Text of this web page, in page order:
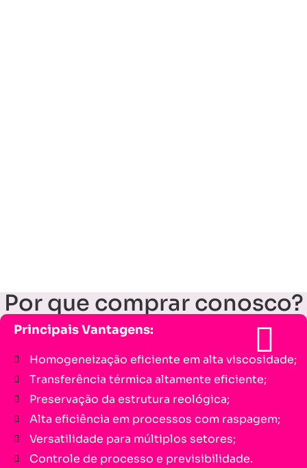
Por que comprar conosco?
Principais Vantagens:
Homogeneização eficiente em alta viscosidade;
Transferência térmica altamente eficiente;
Preservação da estrutura reológica;
Alta eficiência em processos com raspagem;
Versatilidade para múltiplos setores;
Controle de processo e previsibilidade.